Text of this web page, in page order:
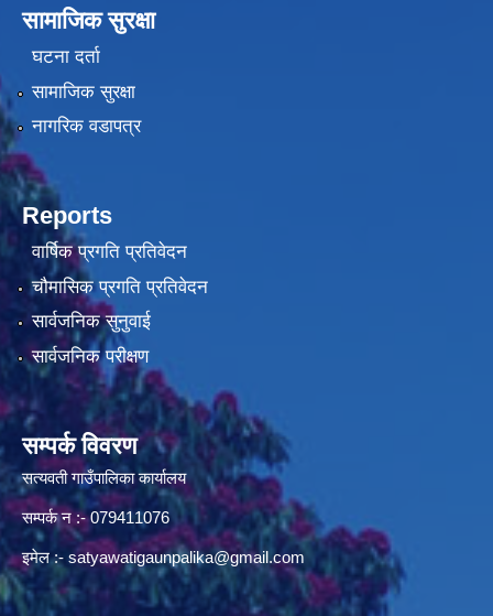
सामाजिक सुरक्षा
घटना दर्ता
सामाजिक सुरक्षा
नागरिक वडापत्र
Reports
वार्षिक प्रगति प्रतिवेदन
चौमासिक प्रगति प्रतिवेदन
सार्वजनिक सुनुवाई
सार्वजनिक परीक्षण
सम्पर्क विवरण
सत्यवती गाउँपालिका कार्यालय
सम्पर्क न‌ :- 079411076
इमेल :- satyawatigaunpalika@gmail.com